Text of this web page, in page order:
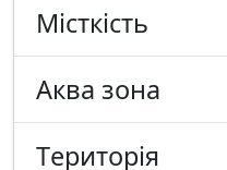
Місткість
Аква зона
Tериторія